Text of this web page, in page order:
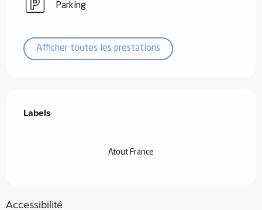
Parking
Afficher toutes les prestations
Labels
Labels
Atout France
Accessibilité